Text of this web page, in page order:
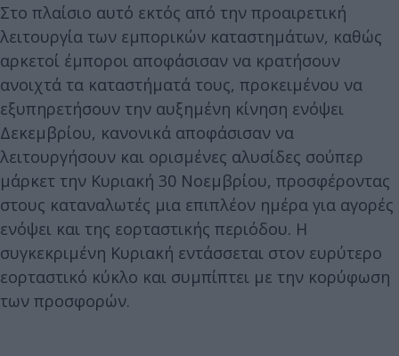
Στο πλαίσιο αυτό εκτός από την προαιρετική
λειτουργία των εμπορικών καταστημάτων, καθώς
αρκετοί έμποροι αποφάσισαν να κρατήσουν
ανοιχτά τα καταστήματά τους, προκειμένου να
εξυπηρετήσουν την αυξημένη κίνηση ενόψει
Δεκεμβρίου, κανονικά αποφάσισαν να
λειτουργήσουν και ορισμένες αλυσίδες σούπερ
μάρκετ την Κυριακή 30 Νοεμβρίου, προσφέροντας
στους καταναλωτές μια επιπλέον ημέρα για αγορές
ενόψει και της εορταστικής περιόδου. Η
συγκεκριμένη Κυριακή εντάσσεται στον ευρύτερο
εορταστικό κύκλο και συμπίπτει με την κορύφωση
των προσφορών.